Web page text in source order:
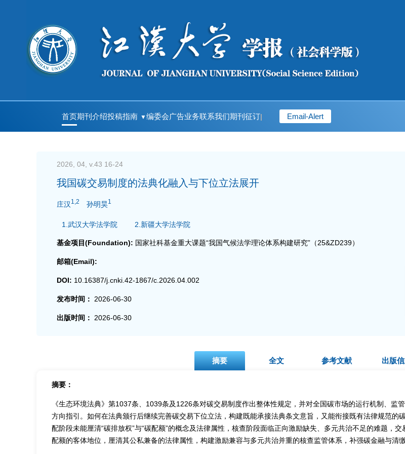
首页期刊介绍投稿指南 编委会广告业务联系我们期刊征订| Email-Alert
2026, 04, v.43 16-24
我国碳交易制度的法典化融入与下位立法展开
庄汉 1,2 孙明昊1
1.武汉大学法学院 2.新疆大学法学院
基金项目(Foundation): 国家社科基金重大课题“我国气候法学理论体系构建研究”（25&ZD239）
邮箱(Email):
DOI: 10.16387/j.cnki.42-1867/c.2026.04.002
发布时间： 2026-06-30
出版时间： 2026-06-30
摘要 全文 参考文献 出版
摘要：
《生态环境法典》第1037条、1039条及1226条对碳交易制度作出整体性规定，并对全国碳市场的运行机制、
方向指引。如何在法典颁行后继续完善碳交易下位立法，构建既能承接法典条文意旨，又能衔接既有法律规范的
配阶段未能厘清“碳排放权”与“碳配额”的概念及法律属性，核查阶段面临正向激励缺失、多元共治不足的难题，
配额的客体地位，厘清其公私兼备的法律属性，构建激励兼容与多元共治并重的核查监管体系，补强碳金融与清